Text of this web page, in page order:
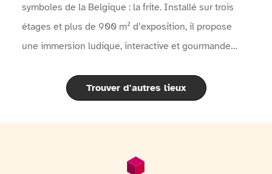
symboles de la Belgique : la frite. Installé sur trois
étages et plus de 900 m² d’exposition, il propose
une immersion ludique, interactive et gourmande
la célèbre frite belge.À travers des expositions
modernes, des objets historiques, des films, des quiz
interactifs et un audioguide disponible en 11 langues,
terre, son arrivée en Europe, l’évolution de la frite à
Trouver d'autres lieux
Informations générales